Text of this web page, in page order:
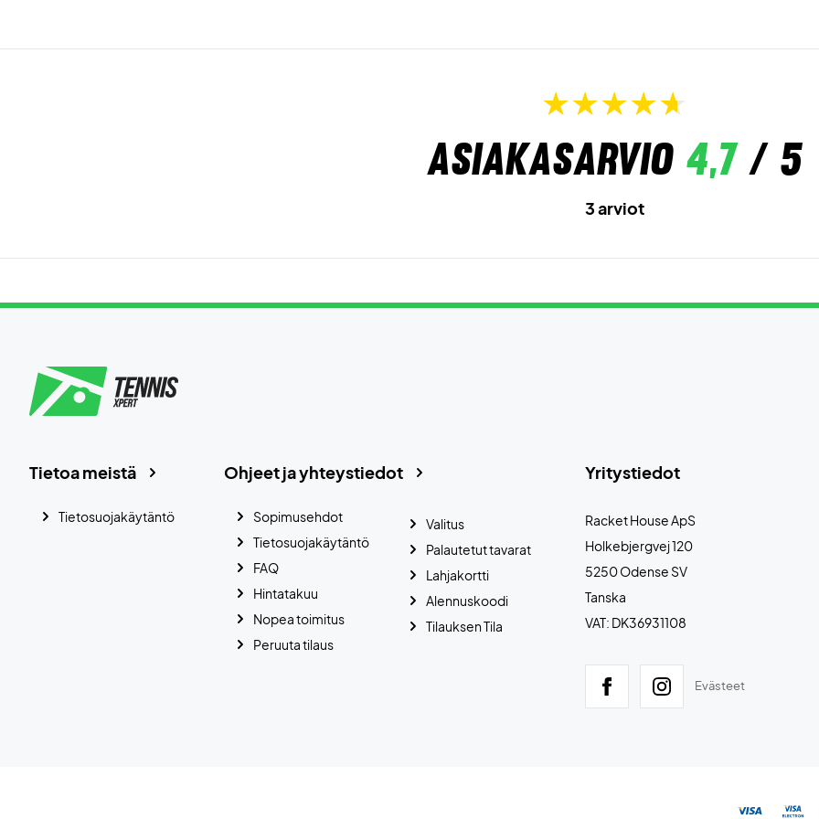
Asiakasarvio 4,7/ 5
3 arviot
Yritystiedot
Racket House ApS
Holkebjergvej 120
5250 Odense SV
Tanska
VAT: DK36931108
Evästeet
Ohjeet ja yhteystiedot
Sopimusehdot
Tietosuojakäytäntö
FAQ
Hintatakuu
Nopea toimitus
Peruuta tilaus
Valitus
Palautetut tavarat
Lahjakortti
Alennuskoodi
Tilauksen Tila
Tietoa meistä
Tietosuojakäytäntö